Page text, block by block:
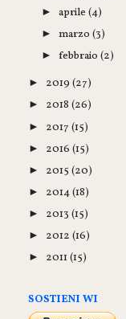
►aprile(4)
►marzo(3)
►febbraio(2)
► 2019 (27)
► 2018 (26)
► 2017 (15)
► 2016 (15)
► 2015 (20)
► 2014(18)
► 2013 (15)
► 2012 (16)
► 2011 (15)
SOSTIENI WI